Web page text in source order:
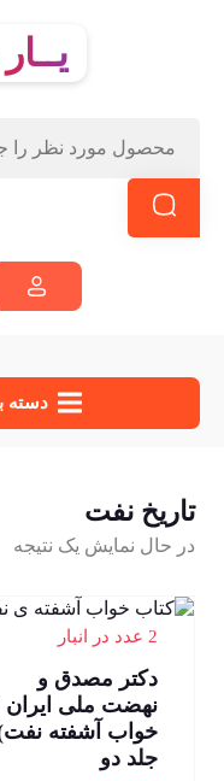
دسته‌
تاریخ نفت
در حال نمایش یک نتیجه
2 عدد در انبار
دکتر مصدق و
نهضت ملی ایران
خواب آشفته
جلد دو